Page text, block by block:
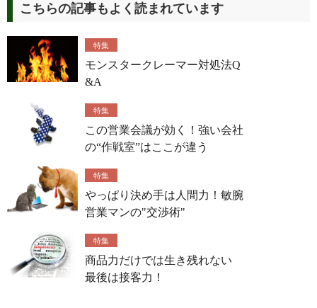
こちらの記事もよく読まれています
特集
モンスタークレーマー対処法Q
&A
特集
この営業会議が効く！強い会社
の“作戦室”はここが違う
特集
やっぱり決め手は人間力！敏腕
営業マンの"交渉術"
特集
商品力だけでは生き残れない
最後は接客力！